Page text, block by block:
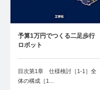
予算1万円でつくる二足歩行
ロボット
目次第1章 仕様検討［1-1］全
体の構成［1…